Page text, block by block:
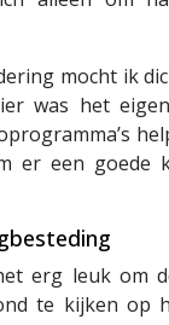
mocht ik
was het
er een goede
erg leuk om
te kijken op